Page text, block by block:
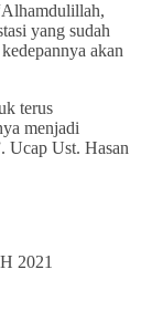
yang sudah
akan
terus
menjadi
Ucap Ust. Hasan